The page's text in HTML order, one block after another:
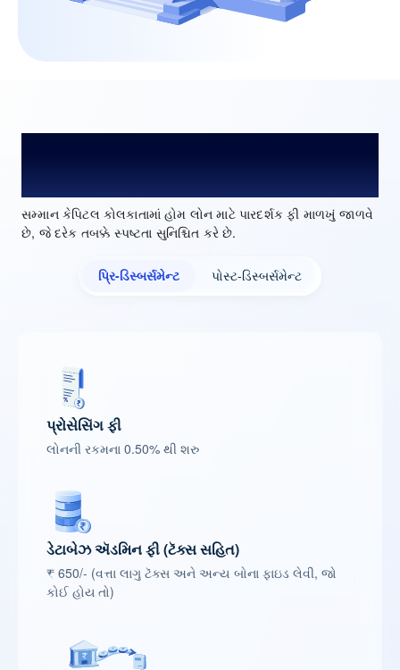
સમ્માન કેપિટલ કોલકાતામાં હોમ લોન માટે પારદર્શક ફી માળખું જાળવે
છે, જે દરેક તબક્કે સ્પષ્ટતા સુનિશ્ચિત કરે છે.
પ્રિ-ડિસ્બર્સમેન્ટ પોસ્ટ-ડિસ્બર્સમેન્ટ
પ્રોસેસિંગ ફી
લોનની રકમના 0.50% થી શરુ
ડેટાબેઝ ઍડમિન ફી (ટૅક્સ સહિત)
₹ 650/- (વત્તા લાગુ ટૅક્સ અને અન્ય બોના ફાઇડ લેવી, જો
કોઈ હોય તો)